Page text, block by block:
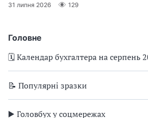
Головне
🗓️ Календар бухгалтера на серпень
📝 Популярні зразки
▶️ Головбух у соцмережах
31 липня 2026 129